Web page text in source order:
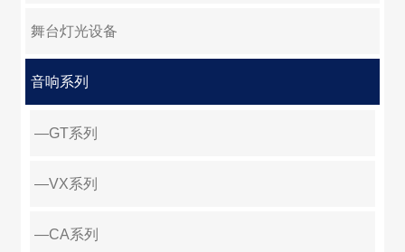
舞台灯光设备
音响系列
—GT系列
—VX系列
—CA系列